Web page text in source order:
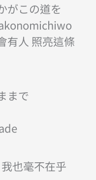
この道を
人 照亮這條
まで
也毫不在乎